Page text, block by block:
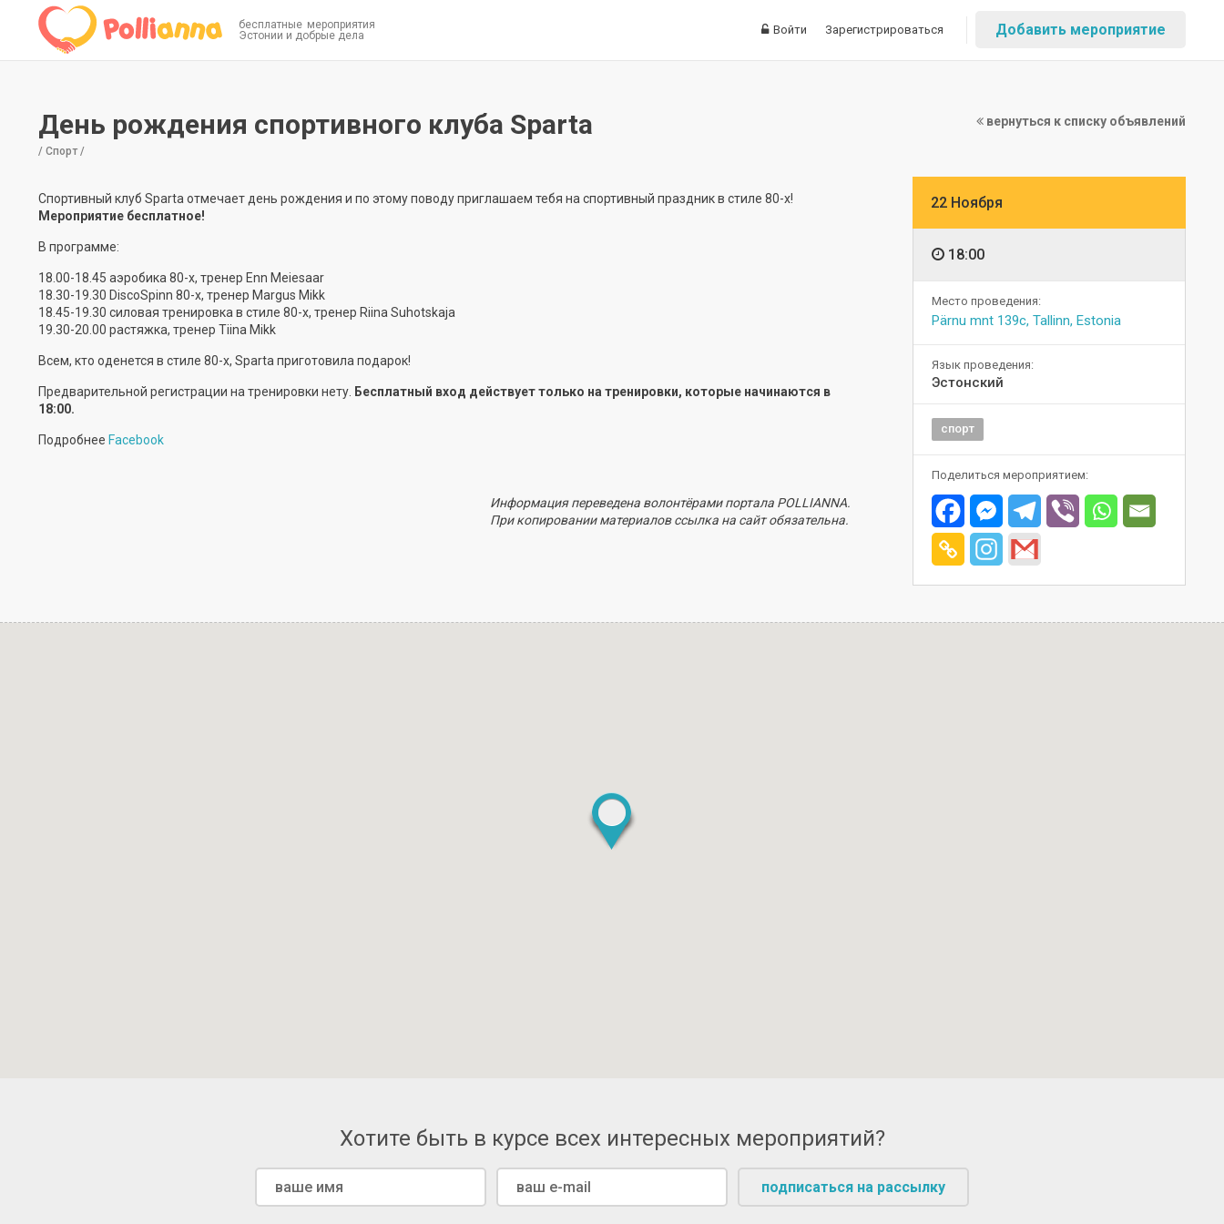
бесплатные мероприятия
Эстонии и добрые дела
Войти Зарегистрироваться Добавить мероприятие
вернуться к списку объявлений
День рождения спортивного клуба Sparta
/ Спорт /
Спортивный клуб Sparta отмечает день рождения и по этому поводу приглашаем тебя на спортивный праздник в стиле 80-х!
Мероприятие бесплатное!
В программе:
18.00-18.45 аэробика 80-х, тренер Enn Meiesaar
18.30-19.30 DiscoSpinn 80-х, тренер Margus Mikk
18.45-19.30 силовая тренировка в стиле 80-х, тренер Riina Suhotskaja
19.30-20.00 растяжка, тренер Tiina Mikk
Всем, кто оденется в стиле 80-х, Sparta приготовила подарок!
Предварительной регистрации на тренировки нету. Бесплатный вход действует только на тренировки, которые начинаются в
18:00.
Подробнее Facebook
Информация переведена волонтёрами портала POLLIANNA.
При копировании материалов ссылка на сайт обязательна.
22 Ноября
18:00
Место проведения:
Pärnu mnt 139c, Tallinn, Estonia
Язык проведения:
Эстонский
спорт
Поделиться мероприятием:
Хотите быть в курсе всех интересных мероприятий?
подписаться на рассылку